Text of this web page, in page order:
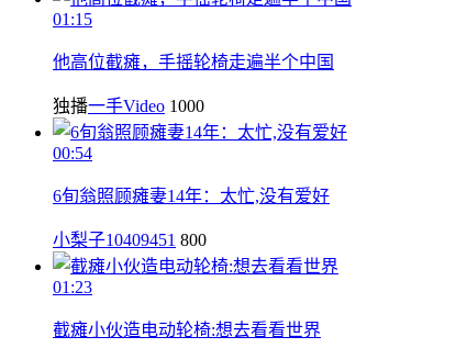
01:15
他高位截瘫，手摇轮椅走遍半个中国
独播一手Video 1000
00:54
6旬翁照顾瘫妻14年：太忙,没有爱好
小梨子10409451 800
01:23
截瘫小伙造电动轮椅:想去看看世界